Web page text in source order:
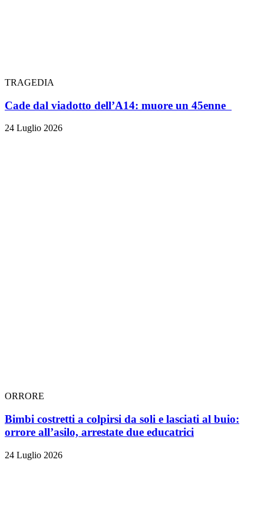
TRAGEDIA
Cade dal viadotto dell’A14: muore un 45enne
24 Luglio 2026
ORRORE
Bimbi costretti a colpirsi da soli e lasciati al buio:
orrore all’asilo, arrestate due educatrici
24 Luglio 2026